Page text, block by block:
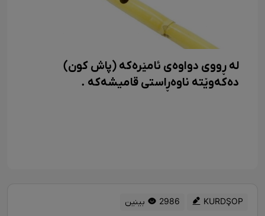
لە ڕووی دواوەی ئامێرەکە (پاش کون)
دەکەوێتە ناوەڕاستی قامیشەکە .
KURDŞOP 2986 بینین